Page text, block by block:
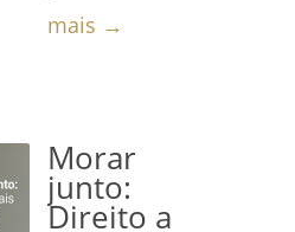
mais →
Morar
junto:
Direito a